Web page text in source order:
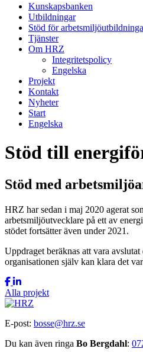
Kunskapsbanken
Utbildningar
Stöd för
Tjänster
Om HRZ
Integritetspolicy
Engelska
Projekt
Kontakt
Nyheter
Start
Engelska
Stöd till
Stöd med
HRZ har sedan i maj 2020 agerat
arbetsmiljöutvecklare på ett av
stödet fortsätter även under 2021.
Uppdraget beräknas att vara
organisationen själv kan klara det
Alla projekt
E-post: bosse@hrz.se
Du kan även ringa Bo Bergdahl: